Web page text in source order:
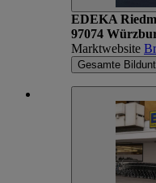
EDEKA
97074
Marktwebsite
Gesamte